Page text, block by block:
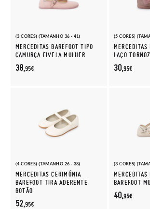
(3 CORES) (TAMANHO 36 - 41)
MERCEDITAS BAREFOOT TIPO
CAMURÇA FIVELA MULHER
38,95€
(5 CORES)
MERCEDITAS
LAÇO
30,95€
(4 CORES) (TAMANHO 26 - 38)
MERCEDITAS CERIMÓNIA
BAREFOOT TIRA ADERENTE
BOTÃO
52,95€
(3 CORES)
MERCEDITAS
BAREFOOT
40,95€